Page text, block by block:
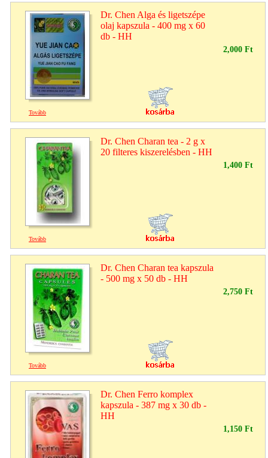
Dr. Chen Alga és ligetszépe
olaj kapszula - 400 mg x 60
db - HH
2,000 Ft
Tovább
Dr. Chen Charan tea - 2 g x
20 filteres kiszerelésben - HH
1,400 Ft
Tovább
Dr. Chen Charan tea kapszula
- 500 mg x 50 db - HH
2,750 Ft
Tovább
Dr. Chen Ferro komplex
kapszula - 387 mg x 30 db -
HH
1,150 Ft